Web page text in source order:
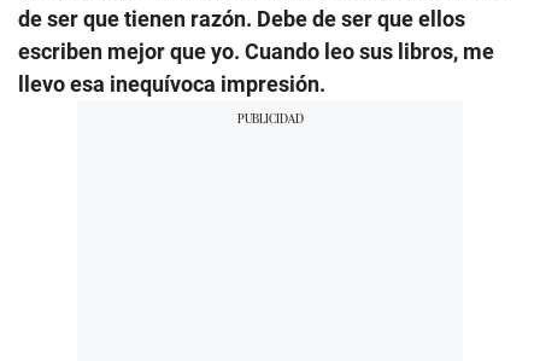
de ser que tienen razón. Debe de ser que ellos
escriben mejor que yo. Cuando leo sus libros, me
llevo esa inequívoca impresión.